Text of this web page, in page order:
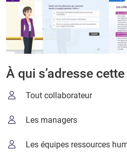
À qui s’adresse
Tout collaborateur
Les managers
Les équipes ressources